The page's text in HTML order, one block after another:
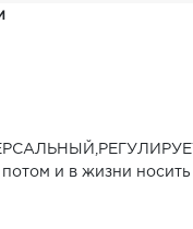
и в жизни